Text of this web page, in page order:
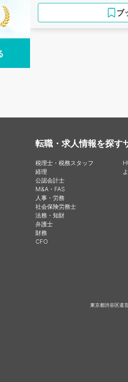
ブ
転職・求人情報を探す
税理士・税務スタッフ
経理
公認会計士
M&A・FAS
人事・労務
社会保険労務士
法務・知財
弁護士
財務
CFO
東京都渋谷区道